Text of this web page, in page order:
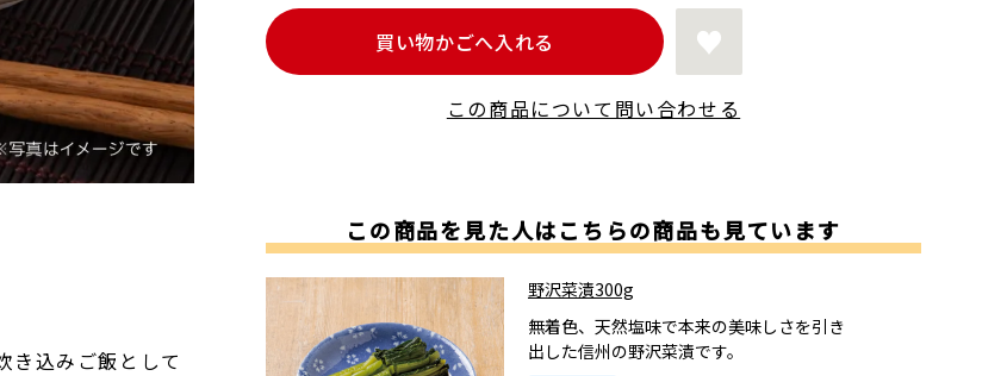
き込みご飯として
買い物かごへ入れる
この商品を見た人はこちらの商品も見ています
野沢菜漬300g
無着色、天然塩味で本来の美味しさを引き
出した信州の野沢菜漬です。
この商品について問い合わせる